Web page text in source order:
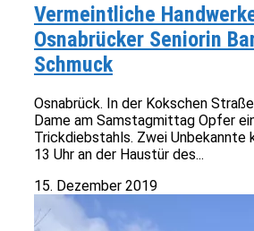
Vermeintliche
Osnabrücker Seniorin
Schmuck
Osnabrück. In der Kokschen
Dame am Samstagmittag Opfer
Trickdiebstahls. Zwei Unbekannte
13 Uhr an der Haustür des...
15. Dezember 2019